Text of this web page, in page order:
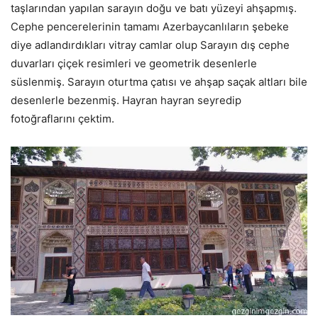
taşlarından yapılan sarayın doğu ve batı yüzeyi ahşapmış.
Cephe pencerelerinin tamamı Azerbaycanlıların şebeke
diye adlandırdıkları vitray camlar olup Sarayın dış cephe
duvarları çiçek resimleri ve geometrik desenlerle
süslenmiş. Sarayın oturtma çatısı ve ahşap saçak altları bile
desenlerle bezenmiş. Hayran hayran seyredip
fotoğraflarını çektim.